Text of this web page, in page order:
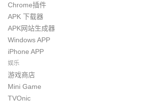
Chrome插件
APK 下载器
APK网站生成器
Windows APP
iPhone APP
娱乐
游戏商店
Mini Game
TVOnic